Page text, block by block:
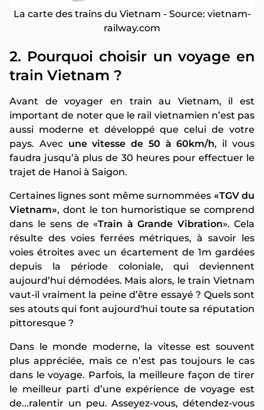
La carte des trains du Vietnam - Source: vietnam-
railway.com
2. Pourquoi choisir un voyage en
train Vietnam ?
Avant de voyager en train au Vietnam, il est
important de noter que le rail vietnamien n’est pas
aussi moderne et développé que celui de votre
pays. Avec une vitesse de 50 à 60km/h, il vous
faudra jusqu’à plus de 30 heures pour effectuer le
trajet de Hanoi à Saigon.
Certaines lignes sont même surnommées «TGV du
Vietnam», dont le ton humoristique se comprend
dans le sens de «Train à Grande Vibration». Cela
résulte des voies ferrées métriques, à savoir les
voies étroites avec un écartement de 1m gardées
depuis la période coloniale, qui deviennent
aujourd’hui démodées. Mais alors, le train Vietnam
vaut-il vraiment la peine d’être essayé ? Quels sont
ses atouts qui font aujourd'hui toute sa réputation
pittoresque ?
Dans le monde moderne, la vitesse est souvent
plus appréciée, mais ce n’est pas toujours le cas
dans le voyage. Parfois, la meilleure façon de tirer
le meilleur parti d’une expérience de voyage est
de...ralentir un peu. Asseyez-vous, détendez-vous